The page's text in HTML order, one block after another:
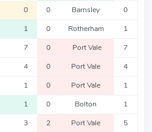
0 0 Barnsley 0
1 0 Rotherham 1
7 0 Port Vale 7
4 0 Port Vale 4
1 0 Port Vale 1
1 0 Bolton 1
3 2 Port Vale 5